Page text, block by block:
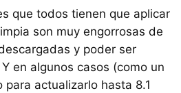
que todos tienen que aplicar
son muy engorrosas de
y poder ser
en algunos casos (como un
actualizarlo hasta 8.1